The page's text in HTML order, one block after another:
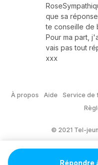
que sa
te conseille de
Pour ma part,
vais pas tout
xxx
Répondre
À propos Aide Service de
© 2021 Tel-